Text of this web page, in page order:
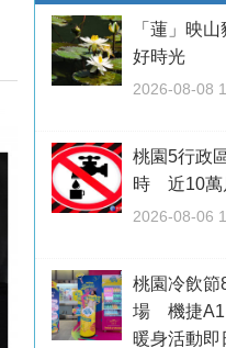
「蓮」映
好時光
2026-08-08
桃園5行政
時 近10萬
2026-08-06
桃園冷飲節
場 機捷A1
暖身活動即